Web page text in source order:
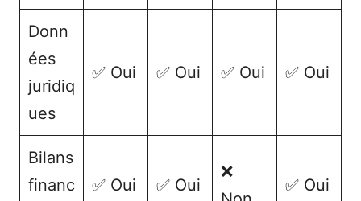
Donn
ées
juridiq
ues
✅ Oui ✅ Oui ✅ Oui ✅ Oui
Bilans
financ
✅ Oui ✅ Oui
❌
✅ Oui